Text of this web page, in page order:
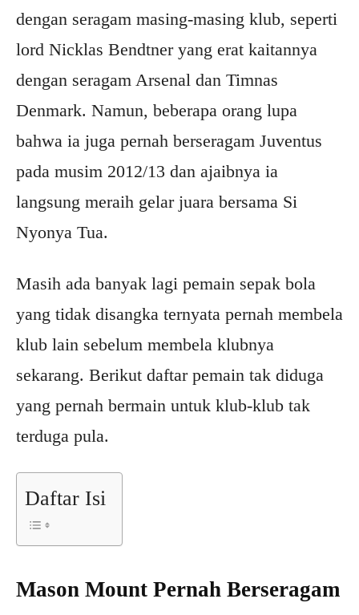
dengan seragam masing-masing klub, seperti
lord Nicklas Bendtner yang erat kaitannya
dengan seragam Arsenal dan Timnas
Denmark. Namun, beberapa orang lupa
bahwa ia juga pernah berseragam Juventus
pada musim 2012/13 dan ajaibnya ia
langsung meraih gelar juara bersama Si
Nyonya Tua.
Masih ada banyak lagi pemain sepak bola
yang tidak disangka ternyata pernah membela
klub lain sebelum membela klubnya
sekarang. Berikut daftar pemain tak diduga
yang pernah bermain untuk klub-klub tak
terduga pula.
Daftar Isi
Mason Mount Pernah Berseragam